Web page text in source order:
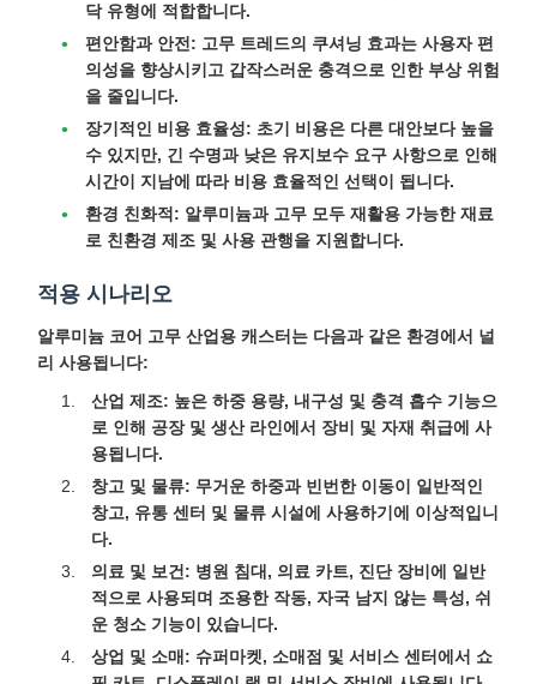
닥 유형에 적합합니다.
편안함과 안전: 고무 트레드의 쿠셔닝 효과는 사용자 편
의성을 향상시키고 갑작스러운 충격으로 인한 부상 위험
을 줄입니다.
장기적인 비용 효율성: 초기 비용은 다른 대안보다 높을
수 있지만, 긴 수명과 낮은 유지보수 요구 사항으로 인해
시간이 지남에 따라 비용 효율적인 선택이 됩니다.
환경 친화적: 알루미늄과 고무 모두 재활용 가능한 재료
로 친환경 제조 및 사용 관행을 지원합니다.
적용 시나리오
알루미늄 코어 고무 산업용 캐스터는 다음과 같은 환경에서 널
리 사용됩니다:
산업 제조: 높은 하중 용량, 내구성 및 충격 흡수 기능으
로 인해 공장 및 생산 라인에서 장비 및 자재 취급에 사
용됩니다.
창고 및 물류: 무거운 하중과 빈번한 이동이 일반적인
창고, 유통 센터 및 물류 시설에 사용하기에 이상적입니
다.
의료 및 보건: 병원 침대, 의료 카트, 진단 장비에 일반
적으로 사용되며 조용한 작동, 자국 남지 않는 특성, 쉬
운 청소 기능이 있습니다.
상업 및 소매: 슈퍼마켓, 소매점 및 서비스 센터에서 쇼